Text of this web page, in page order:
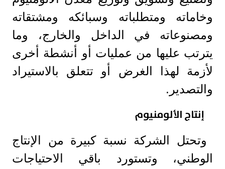
وخاماته ومتطلباته وسبائكه ومشتقاته
ومصنوعاته في الداخل والخارج، وما
يترتب عليها من عمليات أو أنشطة أخرى
لأزمة لهذا الغرض أو تتعلق بالاستيراد
والتصدير.
إنتاج الألومنيوم
وتحتل الشركة نسبة كبيرة من الإنتاج
الوطني، وتستورد باقي الاحتياجات